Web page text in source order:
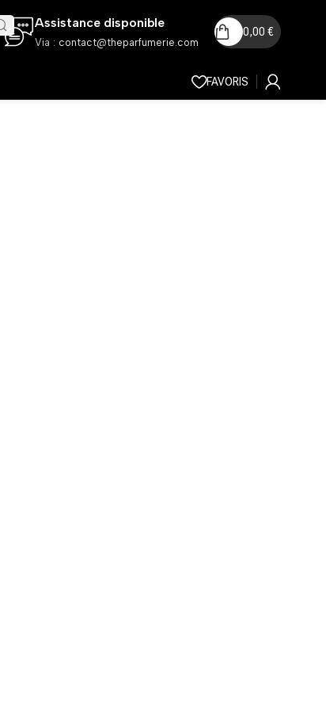
Assistance disponible
Via : contact@theparfumerie.com
0,00 €
FAVORIS